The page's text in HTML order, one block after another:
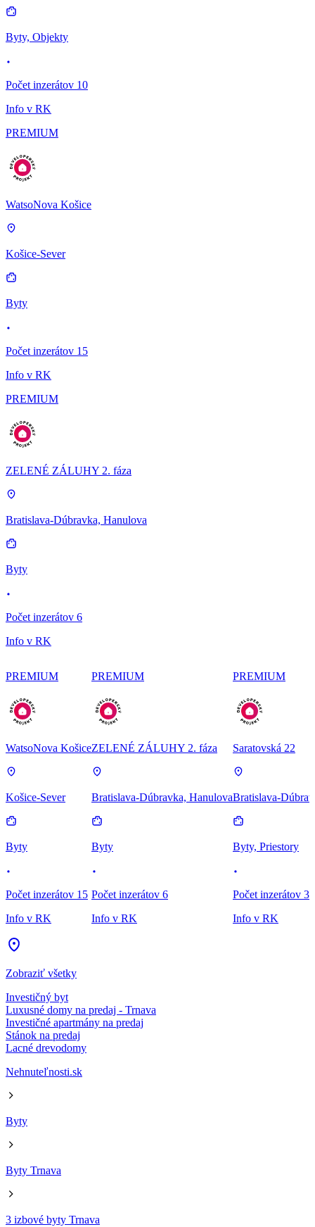
Byty, Objekty
Počet inzerátov 10
Info v RK
PREMIUM
WatsoNova Košice
Košice-Sever
Byty
Počet inzerátov 15
Info v RK
PREMIUM
ZELENÉ ZÁLUHY 2. fáza
Bratislava-Dúbravka, Hanulova
Byty
Počet inzerátov 6
Info v RK
PREMIUM
WatsoNova Košice
Košice-Sever
Byty
Počet inzerátov 15
Info v RK
PREMIUM
ZELENÉ ZÁLUHY 2. fáza
Bratislava-Dúbravka, Hanulova
Byty
Počet inzerátov 6
Info v RK
PREMIUM
Saratovská 22
Bratislava-
Byty, Priestory
Počet inzerátov 3
Info v RK
Zobraziť všetky
Investičný byt
Luxusné domy na predaj - Trnava
Investičné apartmány na predaj
Stánok na predaj
Lacné drevodomy
Nehnuteľnosti.sk
Byty
Byty Trnava
3 izbové byty Trnava